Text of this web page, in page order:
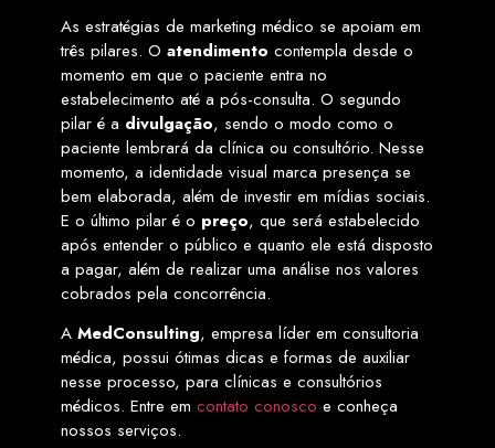
As estratégias de marketing médico se apoiam em
três pilares. O atendimento contempla desde o
momento em que o paciente entra no
estabelecimento até a pós-consulta. O segundo
pilar é a divulgação, sendo o modo como o
paciente lembrará da clínica ou consultório. Nesse
momento, a identidade visual marca presença se
bem elaborada, além de investir em mídias sociais.
E o último pilar é o preço, que será estabelecido
após entender o público e quanto ele está disposto
a pagar, além de realizar uma análise nos valores
cobrados pela concorrência.
A MedConsulting, empresa líder em consultoria
médica, possui ótimas dicas e formas de auxiliar
nesse processo, para clínicas e consultórios
médicos. Entre em contato conosco e conheça
nossos serviços.